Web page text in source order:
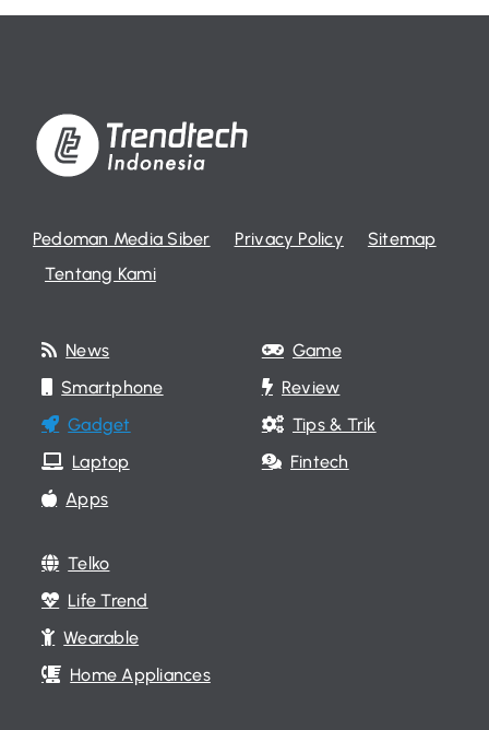
Pedoman Media Siber Privacy Policy
Sitemap
Tentang Kami
News
Smartphone
Gadget
Laptop
Apps
Game
Review
Tips & Trik
Fintech
Telko
Life Trend
Wearable
Home Appliances